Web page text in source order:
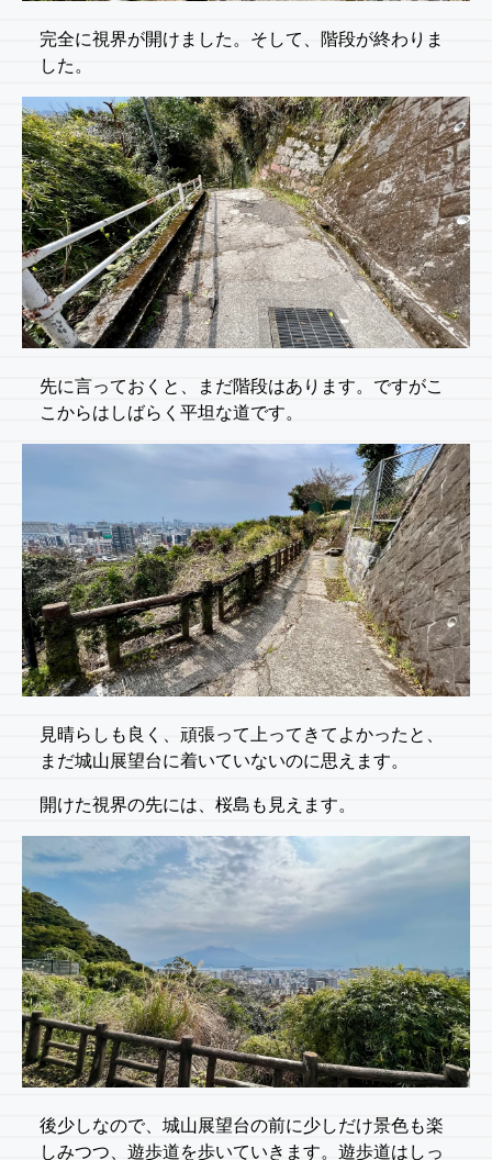
完全に視界が開けました。そして、階段が終わりま
した。
先に言っておくと、まだ階段はあります。ですがこ
こからはしばらく平坦な道です。
見晴らしも良く、頑張って上ってきてよかったと、
まだ城山展望台に着いていないのに思えます。
開けた視界の先には、桜島も見えます。
後少しなので、城山展望台の前に少しだけ景色も楽
しみつつ、遊歩道を歩いていきます。遊歩道はしっ